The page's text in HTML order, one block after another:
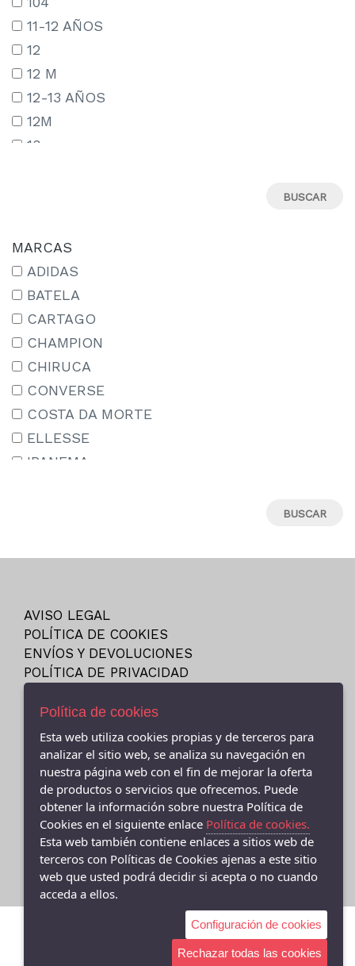
11-12 AÑOS
12
12 M
12-13 AÑOS
12M
13
14-15 AÑOS
15-16 AÑOS
15/18
16
17
18
18M
19
19-20
19.5
23
23.5
24
25
25-26
26
27
27-35
27.5
28
28-29
MARCAS
ADIDAS
BATELA
CARTAGO
CHAMPION
CHIRUCA
CONVERSE
COSTA DA MORTE
ELLESSE
IPANEMA
MUNICH
NIKE
PITAS
PUMA
VANS
VICTORIA
AVISO LEGAL
POLÍTICA DE COOKIES
ENVÍOS Y DEVOLUCIONES
POLÍTICA DE PRIVACIDAD
- (CEE ) AVDA.LINO RODRIGUEZ MADERO 9, Cee - 15270 (A
981706131
- (FISTERRA) C/ FEDERICO AVILA 7 BAJO (FINISTERRE), Fisterra
- 15155 (A Coruña)
981 74 0671
Política de cookies
Esta web utiliza cookies propias y de terceros para
analizar el sitio web, se analiza su navegación en
nuestra página web con el fin de mejorar la oferta
de productos o servicios que ofrecemos. Puede
obtener la información sobre nuestra Política de
Cookies en el siguiente enlace Política de cookies.
Esta web también contiene enlaces a sitios web de
terceros con Políticas de Cookies ajenas a este sitio
web que usted podrá decidir si acepta o no cuando
acceda a ellos.
Configuración de cookies
Rechazar todas las cookies